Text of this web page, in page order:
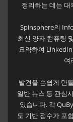
정리하는 데는
Spinsphere의
최신 양자 컴퓨팅
요약하여
여
발견을 손쉽게 만
일반 뉴스 등 관심
있습니다. 각
도 기반 점수가 포